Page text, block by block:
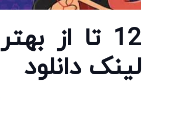
12 تا از
لینک دانلود